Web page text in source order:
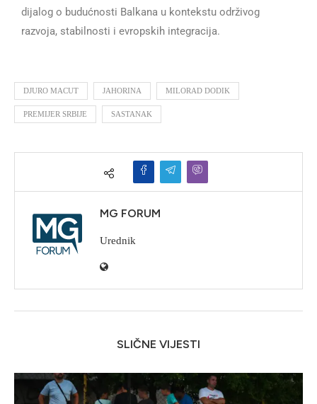
dijalog o budućnosti Balkana u kontekstu održivog
razvoja, stabilnosti i evropskih integracija.
DJURO MACUT JAHORINA MILORAD DODIK
PREMIJER SRBIJE SASTANAK
MG FORUM
Urednik
SLIČNE VIJESTI